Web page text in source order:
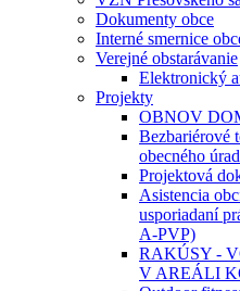
Dokumenty obce
Interné smernice
Verejné obstarávanie
Elektronický
Projekty
OBNOV
Bezbariérové
obecného
Projektová
Asistencia
usporiadaní
A-PVP)
RAKÚSY -
V AREÁLI